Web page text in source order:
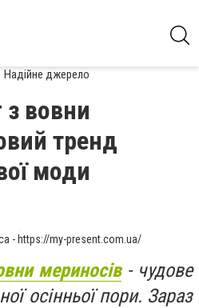
Надійне джерело
вовни
тренд
моди
- https://my-present.com.ua/
мериносів- чудове
осінньої пори. Зараз